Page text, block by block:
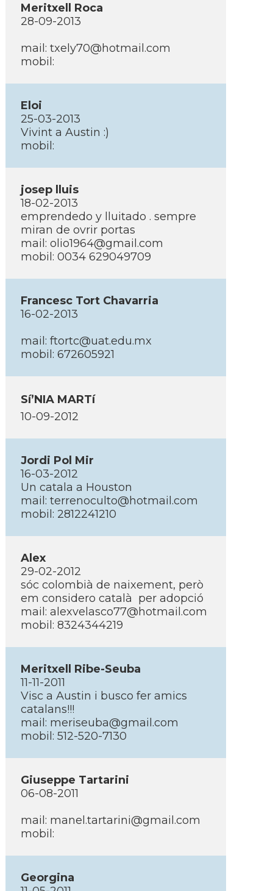
Meritxell Roca
28-09-2013
mail: txely70@hotmail.com
mobil:
Eloi
25-03-2013
Vivint a Austin :)
mobil:
josep lluis
18-02-2013
emprendedo y lluitado . sempre
miran de ovrir portas
mail: olio1964@gmail.com
mobil: 0034 629049709
Francesc Tort Chavarria
16-02-2013
mail: ftortc@uat.edu.mx
mobil: 672605921
Sí’NIA MARTí
10-09-2012
Jordi Pol Mir
16-03-2012
Un catala a Houston
mail: terrenoculto@hotmail.com
mobil: 2812241210
Alex
29-02-2012
sóc colombià de naixement, però
em considero català per adopció
mail: alexvelasco77@hotmail.com
mobil: 8324344219
Meritxell Ribe-Seuba
11-11-2011
Visc a Austin i busco fer amics
catalans!!!
mail: meriseuba@gmail.com
mobil: 512-520-7130
Giuseppe Tartarini
06-08-2011
mail: manel.tartarini@gmail.com
mobil:
Georgina